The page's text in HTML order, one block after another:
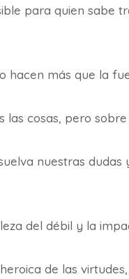
para quien sabe
hacen más que la
las cosas, pero
nuestras
del débil y la
de las